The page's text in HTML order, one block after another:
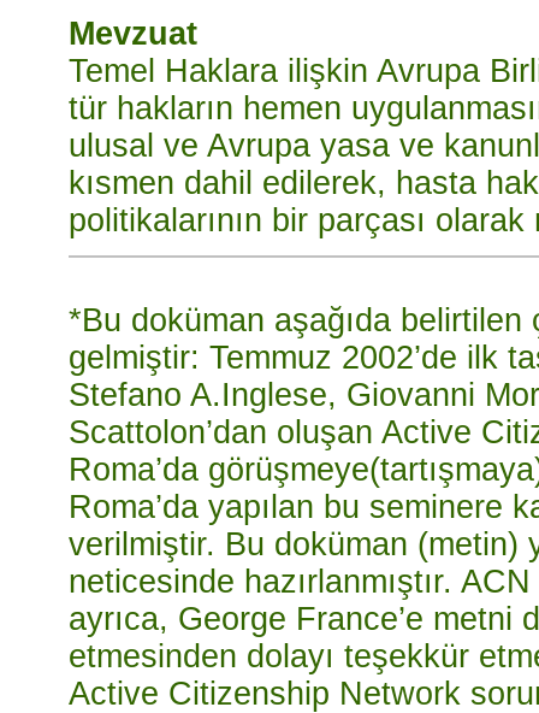
Mevzuat
Temel Haklara ilişkin Avrupa
tür hakların hemen
ulusal ve Avrupa yasa ve
kısmen dahil edilerek, hasta
politikalarının bir parçası
*Bu doküman aşağıda
gelmiştir: Temmuz 2002’de ilk
Stefano A.Inglese, Giovanni
Scattolon’dan oluşan Active
Roma’da
Roma’da yapılan bu seminere
verilmiştir. Bu doküman (metin)
neticesinde hazırlanmıştır.
ayrıca, George France’e
etmesinden dolayı teşekkür
Active Citizenship Network